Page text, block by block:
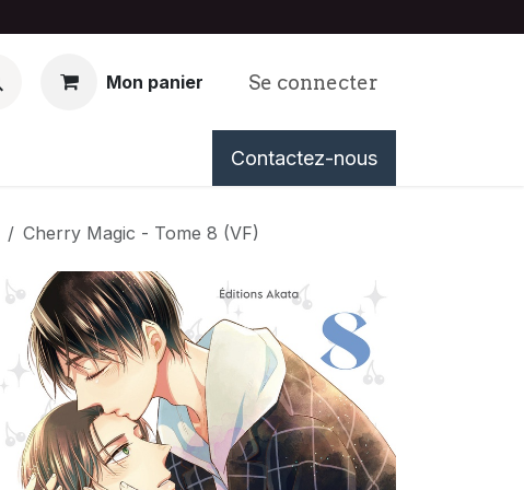
Mon panier Se connecter
Tableau de Bord
Contactez-nous
Cherry Magic - Tome 8 (VF)